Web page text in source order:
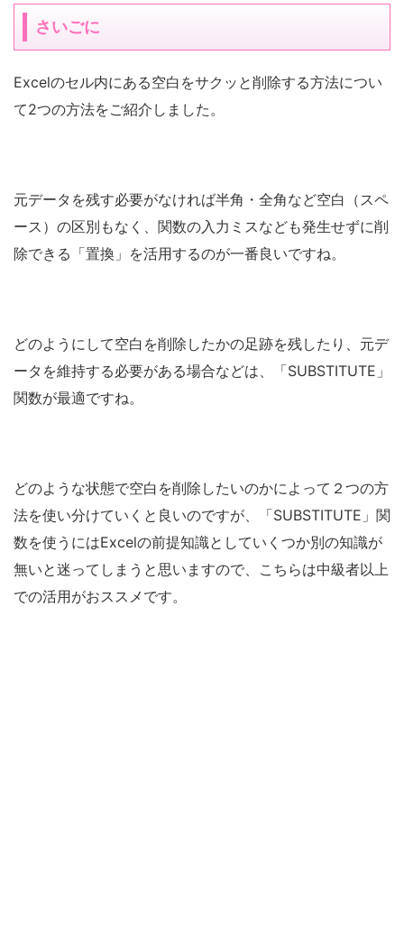
さいごに
Excelのセル内にある空白をサクッと削除する方法につい
て2つの方法をご紹介しました。
元データを残す必要がなければ半角・全角など空白（スペ
ース）の区別もなく、関数の入力ミスなども発生せずに削
除できる「置換」を活用するのが一番良いですね。
どのようにして空白を削除したかの足跡を残したり、元デ
ータを維持する必要がある場合などは、「SUBSTITUTE」
関数が最適ですね。
どのような状態で空白を削除したいのかによって２つの方
法を使い分けていくと良いのですが、「SUBSTITUTE」関
数を使うにはExcelの前提知識としていくつか別の知識が
無いと迷ってしまうと思いますので、こちらは中級者以上
での活用がおススメです。